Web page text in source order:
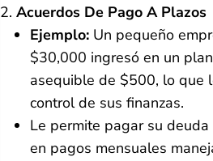
Acuerdos De Pago A Plazos
Ejemplo: Un pequeño
$30,000 ingresó en un
asequible de $500, lo que
control de sus finanzas.
Le permite pagar su
en pagos mensuales